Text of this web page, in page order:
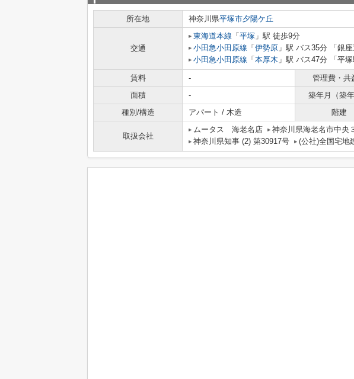
所在地 神奈川県平塚市夕陽ケ丘
交通
東海道本線 「 平塚 」駅 徒歩9分
小田急小田原線 「 伊勢原 」駅 バス35分 「銀
小田急小田原線 「 本厚木 」駅 バス47分 「平
賃料 - 管理費・共
面積
- 築年月（築年
種別/構造
アパート / 木造 階建
取扱会社
ムータス 海老名店 神奈川県海老名市中央
神奈川県知事 (2) 第30917号
(公社)全国宅地